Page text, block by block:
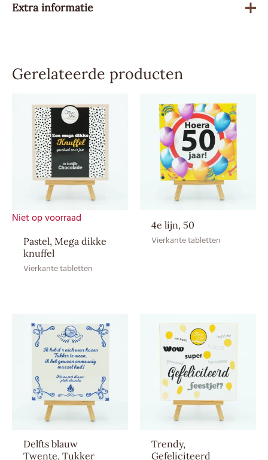
Extra informatie
Besteleenheid
per stuk
Allergenen
Advies
verkoopprijs
Bewaaradvies
Droog en bij
kamertemperatuur bewaren.
Ingrediënten
voedingszuur: citroenzuur,
aroma, kleurstof: curcumine,
glycerine), voedingszuur
(appelzuur, citroenzuur),
aroma, emulgator
(sojalecithine),
verdikkingsmiddel (arabische
gom), glansmiddel. Kauwgom
Cola: suiker, glucosestroop,
gombasis (bevat
sojalecithine), aroma's,
Gerelateerde producten
Niet op voorraad
Pastel, Mega dikke
knuffel
Vierkante tabletten
4e lijn, 50
Vierkante tabletten
Delfts blauw
Twente, Tukker
Trendy,
Gefeliciteerd